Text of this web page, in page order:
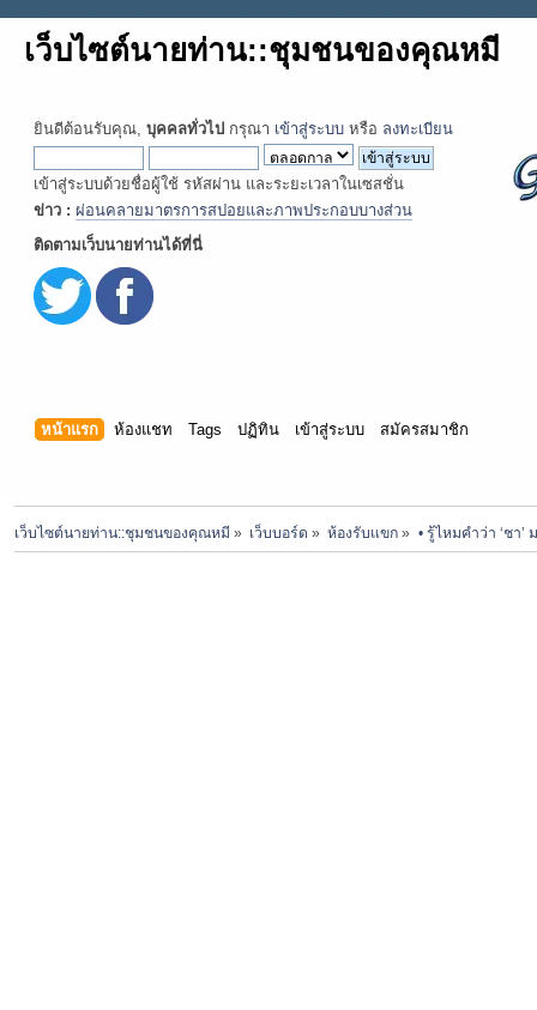
เว็บไซต์นายท่าน::ชุมชนของคุณหมี
ยินดีต้อนรับคุณ, บุคคลทั่วไป กรุณา เข้าสู่ระบบ หรือ ลงทะเบียน
เข้าสู่ระบบด้วยชื่อผู้ใช้ รหัสผ่าน และระยะเวลาในเซสชั่น
ข่าว : ผ่อนคลายมาตรการสปอยและภาพประกอบบางส่วน
ติดตามเว็บนายท่านได้ที่นี่
หน้าแรก ห้องแชท Tags ปฏิทิน เข้าสู่ระบบ สมัครสมาชิก
เว็บไซต์นายท่าน::ชุมชนของคุณหมี » เว็บบอร์ด » ห้องรับแขก » • รู้ไหมคำว่า ‘ชา’